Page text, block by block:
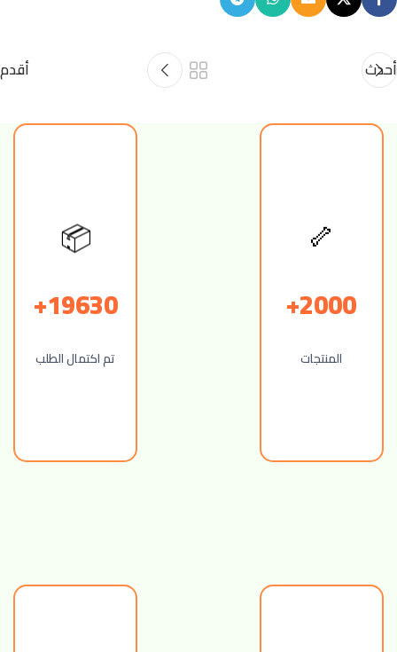
أحدث أقدم
🦴
2000+
المنتجات
📦
19630+
تم اكتمال الطلب